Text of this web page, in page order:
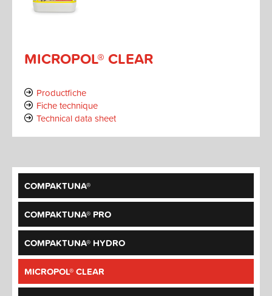
COMPAKTUNA®
COMPAKTUNA® PRO
COMPAKTUNA® HYDRO
MICROPOL® CLEAR
MICROPOL® CLEAR
Productfiche
Fiche technique
Technical data sheet